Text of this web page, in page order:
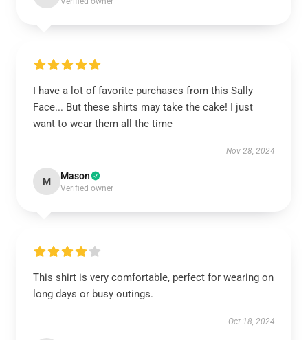
I have a lot of favorite purchases from this Sally
Face... But these shirts may take the cake! I just
want to wear them all the time
Nov 28, 2024
M Mason
Verified owner
This shirt is very comfortable, perfect for wearing on
long days or busy outings.
Oct 18, 2024